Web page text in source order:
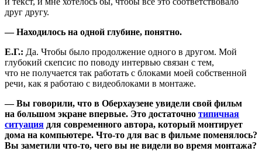
друг другу.
— Находилось на одной глубине, понятно.
Е.Г.: Да. Чтобы было продолжение одного в другом. Мой
глубокий скепсис по поводу интервью связан с тем,
что не получается так работать с блоками моей собственной
речи, как я работаю с видеоблоками в монтаже.
— Вы говорили, что в Оберхаузене увидели свой фильм
на большом экране впервые. Это достаточно типичная
ситуация для современного автора, который монтирует
дома на компьютере. Что-то для вас в фильме поменялось?
Вы заметили что-то, чего вы не видели во время монтажа?